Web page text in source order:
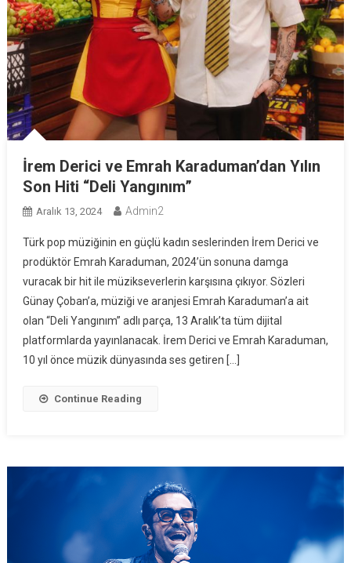
İrem Derici ve Emrah Karaduman’dan Yılın
Son Hiti “Deli Yangınım”
Aralık 13, 2024 Admin2
Türk pop müziğinin en güçlü kadın seslerinden İrem Derici ve
prodüktör Emrah Karaduman, 2024’ün sonuna damga
vuracak bir hit ile müzikseverlerin karşısına çıkıyor. Sözleri
Günay Çoban’a, müziği ve aranjesi Emrah Karaduman’a ait
olan “Deli Yangınım” adlı parça, 13 Aralık’ta tüm dijital
platformlarda yayınlanacak. İrem Derici ve Emrah Karaduman,
10 yıl önce müzik dünyasında ses getiren […]
Continue Reading